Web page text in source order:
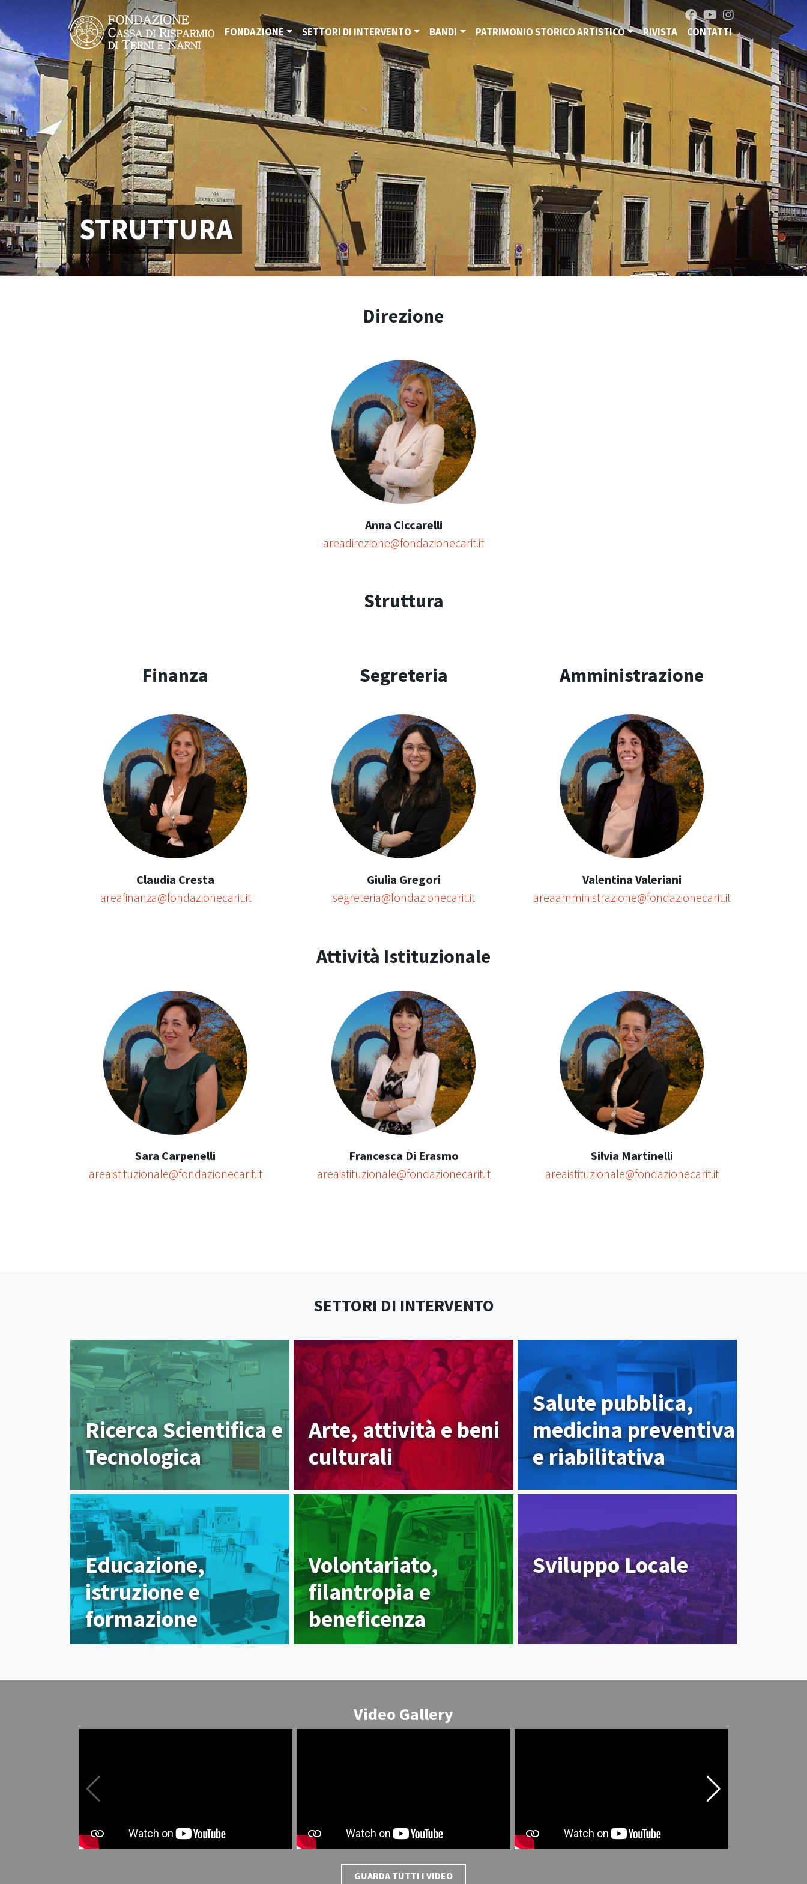
FONDAZIONE SETTORI DI INTERVENTO BANDI PATRIMONIO STORICO ARTISTICO RIVISTA CONTATTI
STRUTTURA
Direzione
Anna Ciccarelli
areadirezione@fondazionecarit.it
Struttura
Finanza
Claudia Cresta
areafinanza@fondazionecarit.it
Segreteria
Giulia Gregori
segreteria@fondazionecarit.it
Amministrazione
Valentina Valeriani
areaamministrazione@fondazionecarit.it
Attività Istituzionale
Sara Carpenelli
areaistituzionale@fondazionecarit.it
Francesca Di Erasmo
areaistituzionale@fondazionecarit.it
Silvia Martinelli
areaistituzionale@fondazionecarit.it
SETTORI DI INTERVENTO
Ricerca Scientifica e
Tecnologica
Arte, attività e beni
culturali
Salute pubblica,
medicina preventiva
e riabilitativa
Educazione,
istruzione e
formazione
Volontariato,
filantropia e
beneficenza
Sviluppo Locale
Video Gallery
GUARDA TUTTI I VIDEO